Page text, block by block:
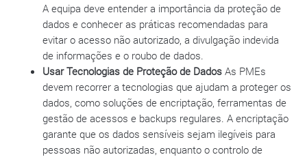
A equipa deve entender a importância da proteção de
dados e conhecer as práticas recomendadas para
evitar o acesso não autorizado, a divulgação indevida
de informações e o roubo de dados.
Usar Tecnologias de Proteção de Dados As PMEs
devem recorrer a tecnologias que ajudam a proteger os
dados, como soluções de encriptação, ferramentas de
gestão de acessos e backups regulares. A encriptação
garante que os dados sensíveis sejam ilegíveis para
pessoas não autorizadas, enquanto o controlo de